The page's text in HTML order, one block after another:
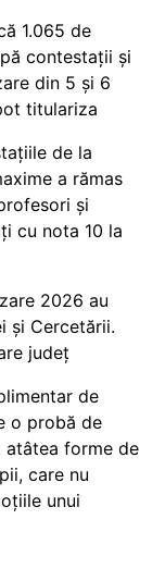
1.065 de
contestații și
din 5 și 6
titulariza
de la
a rămas
și
cu nota 10 la
2026 au
și Cercetării.
județ
de
o probă de
atâtea forme de
care nu
unui